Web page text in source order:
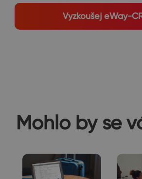
Vyzkoušej eWay-
Mohlo by se